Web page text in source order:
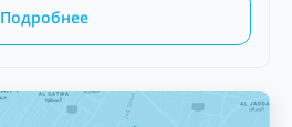
Подробнее